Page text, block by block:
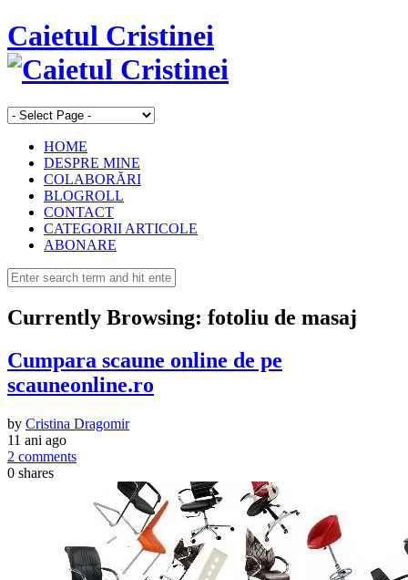
Caietul Cristinei
HOME
DESPRE MINE
COLABORĂRI
BLOGROLL
CONTACT
CATEGORII ARTICOLE
ABONARE
Currently Browsing: fotoliu de masaj
Cumpara scaune online de pe
scauneonline.ro
by Cristina Dragomir
11 ani ago
2 comments
0 shares